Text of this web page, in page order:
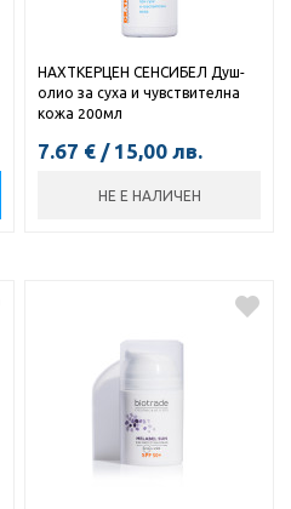
НАХТКЕРЦЕН СЕНСИБЕЛ Душ-
олио за суха и чувствителна
кожа 200мл
7.67 € / 15,00 лв.
НЕ Е НАЛИЧЕН